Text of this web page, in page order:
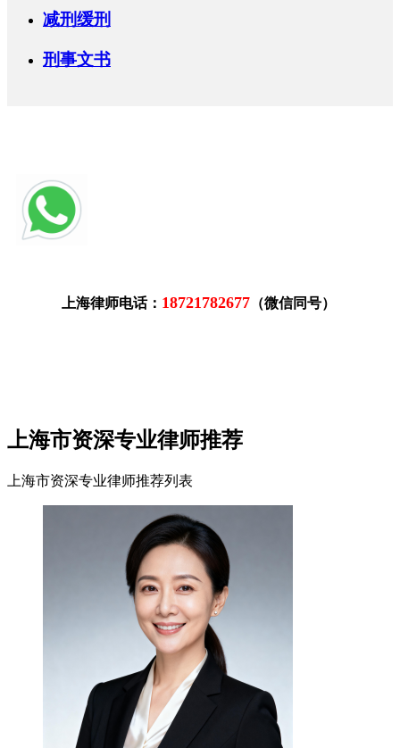
减刑缓刑
刑事文书
上海律师电话： 18721782677（微信同号）
上海市资深专业律师推荐
上海市资深专业律师推荐列表